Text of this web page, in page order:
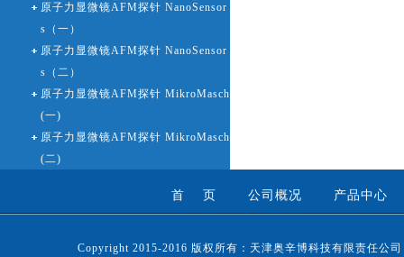
原子力显微镜AFM探针 NanoSensor
s（一）
原子力显微镜AFM探针 NanoSensor
s（二）
原子力显微镜AFM探针 MikroMasch
(一)
原子力显微镜AFM探针 MikroMasch
(二)
首 页 公司概况 产品中心
Copyright 2015-2016 版权所有：天津奥辛博科技有限责任公